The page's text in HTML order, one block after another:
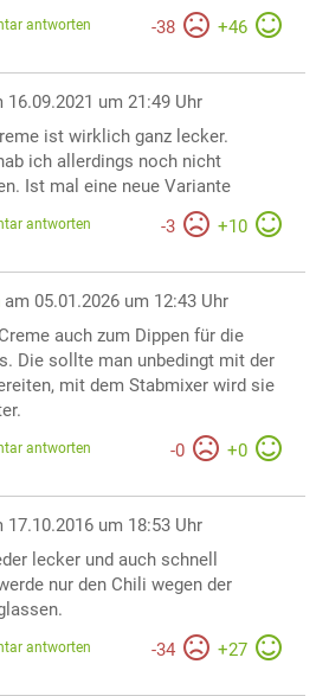
-38 +46
antworten
16.09.2021 um 21:49 Uhr
ist wirklich ganz lecker.
ich allerdings noch nicht
Ist mal eine neue Variante
-3 +10
antworten
am 05.01.2026 um 12:43 Uhr
auch zum Dippen für die
Die sollte man unbedingt mit der
mit dem Stabmixer wird sie
-0 +0
antworten
17.10.2016 um 18:53 Uhr
lecker und auch schnell
nur den Chili wegen der
-34 +27
antworten